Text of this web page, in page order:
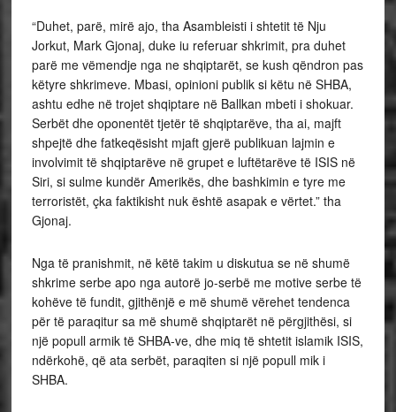
“Duhet, parë, mirë ajo, tha Asambleisti i shtetit të Nju
Jorkut, Mark Gjonaj, duke iu referuar shkrimit, pra duhet
parë me vëmendje nga ne shqiptarët, se kush qëndron pas
këtyre shkrimeve. Mbasi, opinioni publik si këtu në SHBA,
ashtu edhe në trojet shqiptare në Ballkan mbeti i shokuar.
Serbët dhe oponentët tjetër të shqiptarëve, tha ai, majft
shpejtë dhe fatkeqësisht mjaft gjerë publikuan lajmin e
involvimit të shqiptarëve në grupet e luftëtarëve të ISIS në
Siri, si sulme kundër Amerikës, dhe bashkimin e tyre me
terroristët, çka faktikisht nuk është asapak e vërtet.” tha
Gjonaj.
Nga të pranishmit, në këtë takim u diskutua se në shumë
shkrime serbe apo nga autorë jo-serbë me motive serbe të
kohëve të fundit, gjithënjë e më shumë vërehet tendenca
për të paraqitur sa më shumë shqiptarët në përgjithësi, si
një popull armik të SHBA-ve, dhe miq të shtetit islamik ISIS,
ndërkohë, që ata serbët, paraqiten si një popull mik i
SHBA.